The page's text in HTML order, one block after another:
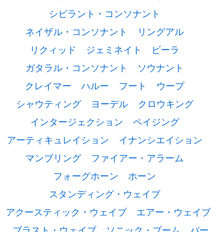
シビラント・コンソナント
ネイザル・コンソナント
リングアル
リクィッド
ジェミネイト
ビーラ
ガタラル・コンソナント
ソウナント
クレイマー
ハルー フート
ウープ
シャウティング
ヨーデル
クロウキング
インタージェクション
ペイジング
アーティキュレイション
イナンシエイション
マンブリング
ファイアー・アラーム
フォーグホーン
ホーン
スタンディング・ウェイブ
アクースティック・ウェイブ
エアー・ウェイブ